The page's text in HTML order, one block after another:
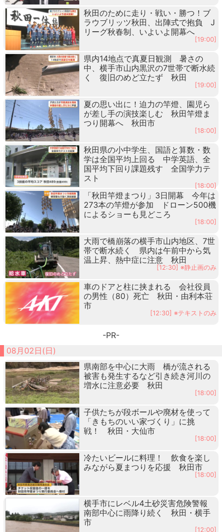
秋田のために走り・戦い・勝つ！ブ
ラウブリッツ秋田、出陣式で抱負 J
リーグ秋春制、いよいよ開幕へ
[19:00]
県内14地点で真夏日観測 暑さの
中、横手市山内黒沢の7世帯で断水続
く 復旧のめど立たず 秋田
[19:00]
夏の思い出に！迫力の竿燈、園児ら
が差し手の演技楽しむ 秋田竿燈ま
つり開幕へ 秋田市
[18:00]
秋田県の小中学生、国語と算数・数
学は全国平均上回る 中学英語、全
国平均下回り課題残す 全国学力テ
スト
[18:00]
「秋田竿燈まつり」3日開幕 今年は
273本の竿燈が参加 ドローン500機
によるショーも見どころ
[18:00]
大雨で橋崩落の横手市山内地区、7世
帯で断水続く 県内は午前中から気
温上昇、熱中症に注意 秋田
[12:30] ※静止画のみ
車のドアと柱に挟まれる 会社役員
の男性（80）死亡 秋田・由利本荘
市
[12:30] ※テキストのみ
-PR-
08月02日(日)
県南部を中心に大雨 橋が流される
被害も発生するなど引き続き河川の
増水に注意必要 秋田
[18:00]
子供たちが段ボールや廃材を使って
「きもちのいい家づくり」に挑
戦！ 秋田・大仙市
[18:00]
冷たいビールに料理！ 飲食を楽し
みながら夏まつりを応援 秋田市
[18:00]
横手市にレベル4土砂災害危険警報
南部中心に雨降り続く 秋田・横手
市
[12:00]